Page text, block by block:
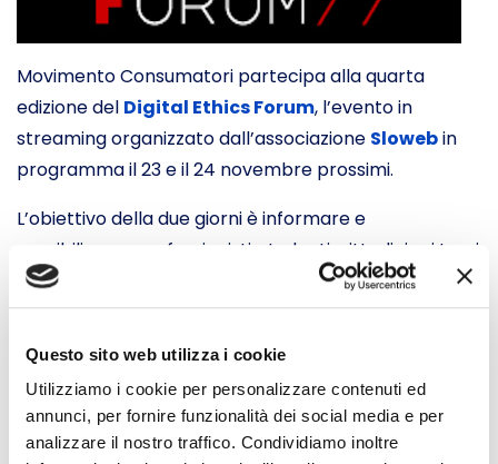
Questo sito web utilizza i cookie
Utilizziamo i cookie per personalizzare contenuti ed
annunci, per fornire funzionalità dei social media e per
analizzare il nostro traffico. Condividiamo inoltre
Movimento Consumatori partecipa alla quarta
edizione del Digital Ethics Forum, l’evento in
streaming organizzato dall’associazione Slowebin
programma il 23 e il 24 novembre prossimi.
L’obiettivo della due giorni è informare e
sensibilizzare professionisti, studenti, cittadini sui temi
di etica nella progettazione, produzione, distribuzione
e uso delle tecnologie digitali.
L’evento, articolato in tre sessioni centrate su
istituzioni, impresa e cittadini si concluderà Il 24
novembre con un focus, dalle 14.00 alle 16.30, sul
consumo digitale e la possibile promozione di un